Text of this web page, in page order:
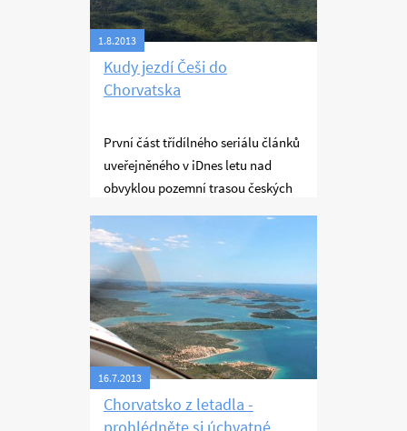
tomu jsem se také nemohl
dostatečně soustředit na
fotografování a tak je tentokrát
obrázků z vlastní cesty méně
než bych si přál.
1.8.2013
Kudy jezdí Češi do
Chorvatska
První část třídílného seriálu článků
uveřejněného v iDnes letu nad
obvyklou pozemní trasou českých
absolvoval s Janem Dvořákem,
šéfem blogu iDnes. Já jsem letěl a
on všechno fotil a nakonec napsal,
takže fotky a psaní jsou jeho dílo,
ale chci se s nimi stejně
pochlubit. Tato část ukazuje cestu z
Prahy do Zadaru.
16.7.2013
Chorvatsko z letadla -